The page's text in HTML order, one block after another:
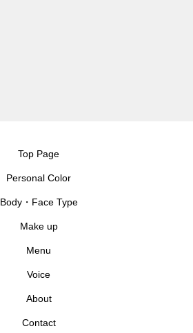
Top Page
Personal Color
Body・Face Type
Make up
Menu
Voice
About
Contact